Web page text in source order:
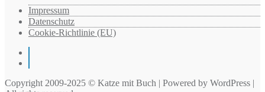
Impressum
Datenschutz
Cookie-Richtlinie (EU)
Copyright 2009-2025 © Katze mit Buch | Powered by WordPress |